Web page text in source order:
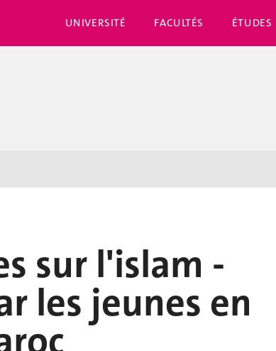
UNIVERSITÉ FACULTÉS ÉTUDES
sur l'islam -
les jeunes en